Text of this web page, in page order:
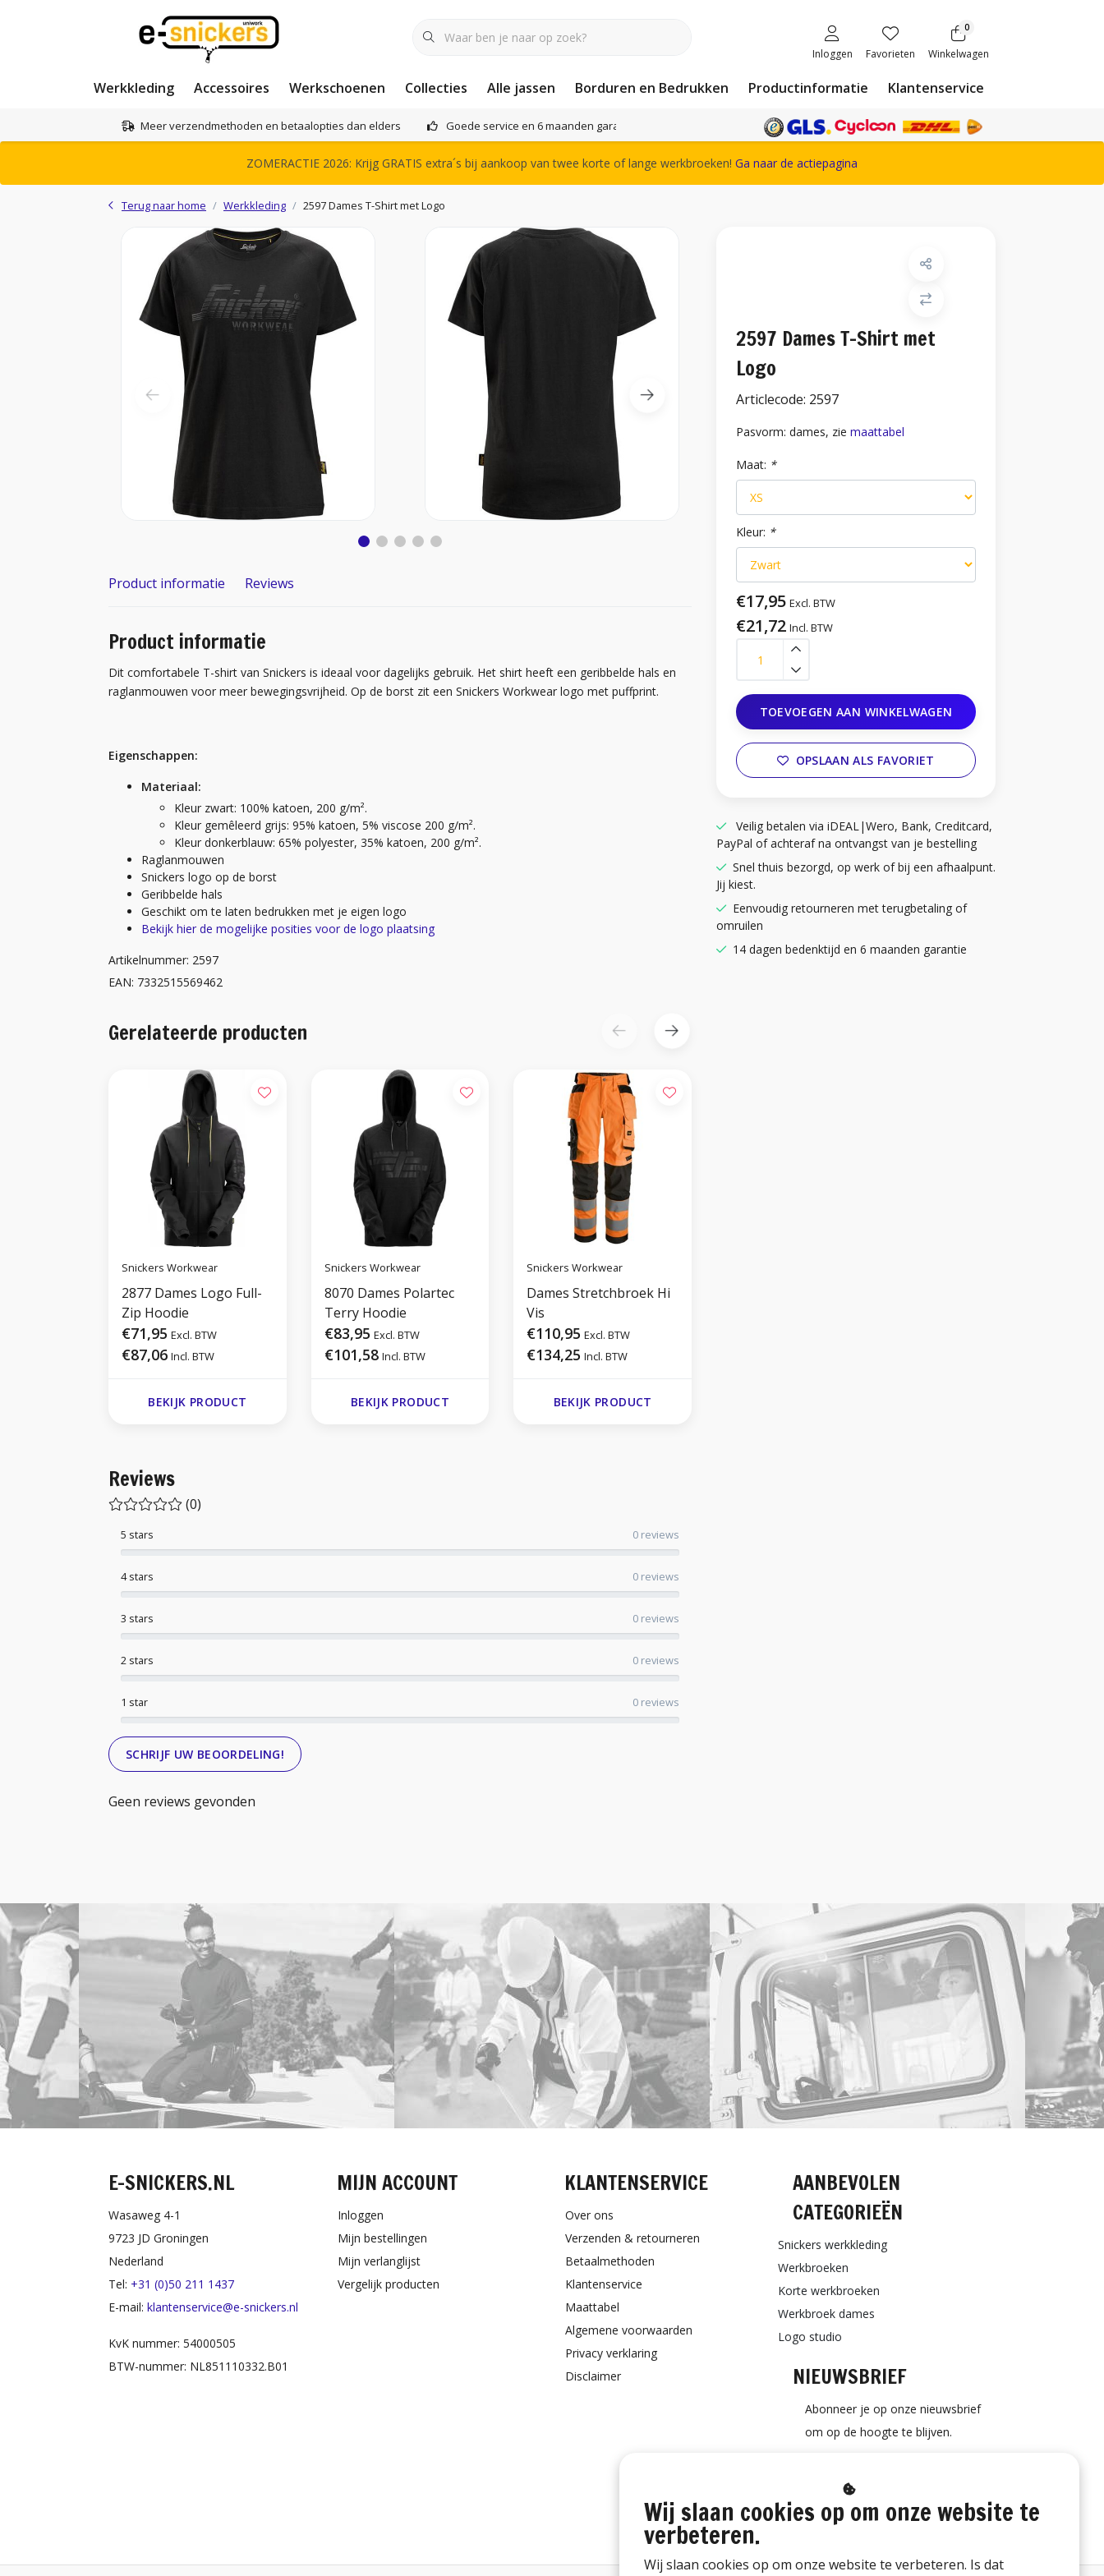
Inloggen Favorieten
0
Winkelwagen
Werkkleding Accessoires Werkschoenen Collecties Alle jassen Borduren en Bedrukken Productinformatie Klantenservice
Meer verzendmethoden en betaalopties dan elders Goede service en 6 maanden garantie Het complete Snickers Workwear assortiment
ZOMERACTIE 2026: Krijg GRATIS extra´s bij aankoop van twee korte of lange werkbroeken! Ga naar de actiepagina
Terug naar home Werkkleding 2597 Dames T-Shirt met Logo
2597 Dames T-Shirt met
Logo
Articlecode: 2597
Pasvorm: dames, zie maattabel
Maat: *
Kleur: *
€17,95 Excl. BTW
€21,72 Incl. BTW
TOEVOEGEN AAN WINKELWAGEN
OPSLAAN ALS FAVORIET
Veilig betalen via iDEAL|Wero, Bank, Creditcard,
PayPal of achteraf na ontvangst van je bestelling
Snel thuis bezorgd, op werk of bij een afhaalpunt.
Jij kiest.
Eenvoudig retourneren met terugbetaling of
omruilen
14 dagen bedenktijd en 6 maanden garantie
Product informatie Reviews
Product informatie
Dit comfortabele T-shirt van Snickers is ideaal voor dagelijks gebruik. Het shirt heeft een geribbelde hals en
raglanmouwen voor meer bewegingsvrijheid. Op de borst zit een Snickers Workwear logo met puffprint.
Eigenschappen:
Materiaal:
Kleur zwart: 100% katoen, 200 g/m².
Kleur gemêleerd grijs: 95% katoen, 5% viscose 200 g/m².
Kleur donkerblauw: 65% polyester, 35% katoen, 200 g/m².
Raglanmouwen
Snickers logo op de borst
Geribbelde hals
Geschikt om te laten bedrukken met je eigen logo
Bekijk hier de mogelijke posities voor de logo plaatsing
Artikelnummer: 2597
EAN: 7332515569462
Gerelateerde producten
Snickers Workwear
2877 Dames Logo Full-
Zip Hoodie
€71,95 Excl. BTW
€87,06 Incl. BTW
BEKIJK PRODUCT
Snickers Workwear
8070 Dames Polartec
Terry Hoodie
€83,95 Excl. BTW
€101,58 Incl. BTW
BEKIJK PRODUCT
Snickers Workwear
Dames Stretchbroek Hi
Vis
€110,95 Excl. BTW
€134,25 Incl. BTW
BEKIJK PRODUCT
Reviews
(0)
1 star 0 reviews
2 stars 0 reviews
3 stars 0 reviews
4 stars 0 reviews
5 stars 0 reviews
SCHRIJF UW BEOORDELING!
Geen reviews gevonden
E-SNICKERS.NL
Wasaweg 4-1
9723 JD Groningen
Nederland
Tel: +31 (0)50 211 1437
E-mail: klantenservice@e-snickers.nl
KvK nummer: 54000505
BTW-nummer: NL851110332.B01
MIJN ACCOUNT
Inloggen
Mijn bestellingen
Mijn verlanglijst
Vergelijk producten
KLANTENSERVICE
Over ons
Verzenden & retourneren
Betaalmethoden
Klantenservice
Maattabel
Algemene voorwaarden
Privacy verklaring
Disclaimer
AANBEVOLEN
CATEGORIEËN
Snickers werkkleding
Werkbroeken
Korte werkbroeken
Werkbroek dames
Logo studio
NIEUWSBRIEF
Abonneer je op onze nieuwsbrief
om op de hoogte te blijven.
ABONNEER
Wij slaan cookies op om onze website te
verbeteren.
Wij slaan cookies op om onze website te verbeteren. Is dat